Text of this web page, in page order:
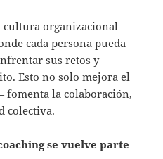
organizacional
cada persona pueda
sus retos y
Esto no solo mejora el
la colaboración,
colectiva.
se vuelve parte